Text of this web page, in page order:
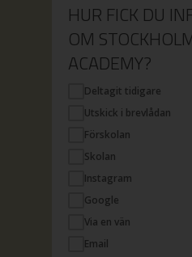
HUR FICK DU
OM
ACADEMY?
Deltagit tidigare
Utskick i brevlådan
Förskolan
Skolan
Instagram
Google
Via en vän
Email